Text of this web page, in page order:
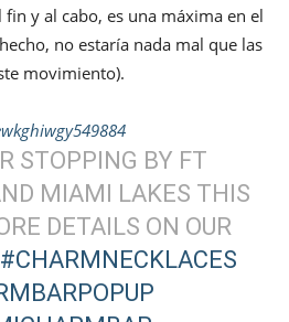
fin y al cabo, es una máxima en el
no estaría nada mal que las
movimiento).
STOPPING BY FT
MIAMI LAKES THIS
DETAILS ON OUR
#CHARMNECKLACES